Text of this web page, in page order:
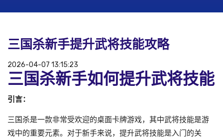
三国杀新手提升武将技能攻略
2026-04-07 13:15:23
三国杀新手如何提升武将技能
引言：
三国杀是一款非常受欢迎的桌面卡牌游戏，其中武将技能是游
戏中的重要元素。对于新手来说，提升武将技能是入门的关